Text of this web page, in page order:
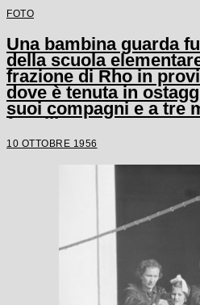
FOTO
Una bambina guarda
della scuola
frazione di Rho in
dove è tenuta in
suoi compagni e a tre
fratelli Santato
10 OTTOBRE 1956